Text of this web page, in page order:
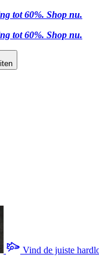
tot 60%. Shop nu.
tot 60%. Shop nu.
Vind de juiste